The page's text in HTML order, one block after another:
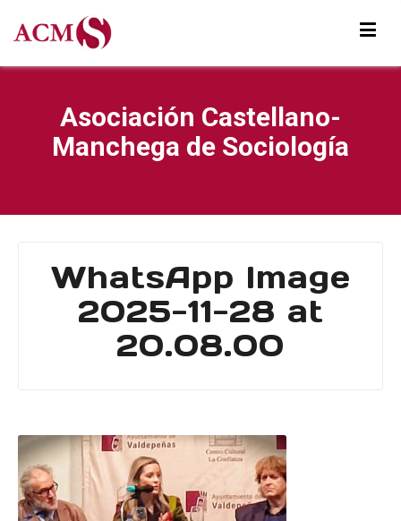
Asociación Castellano-
Manchega de Sociología
WhatsApp Image
2025-11-28 at
20.08.00